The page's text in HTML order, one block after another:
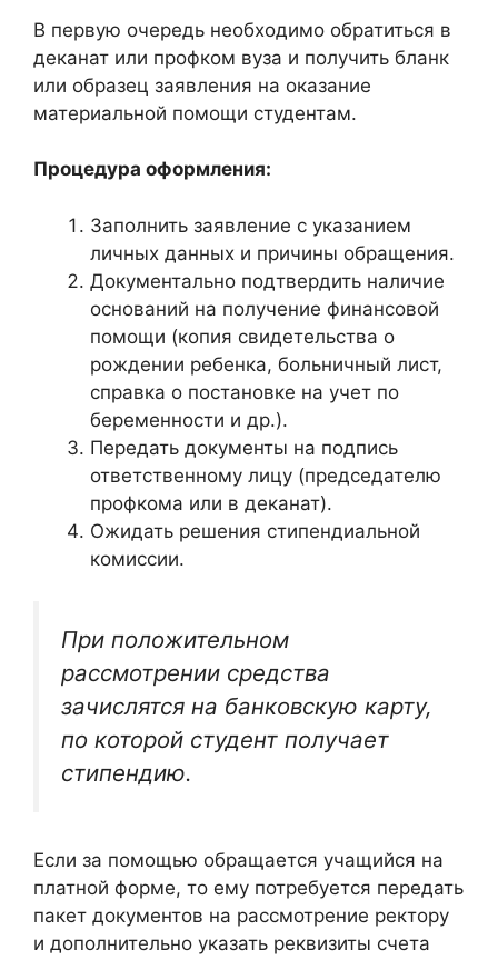
В первую очередь необходимо обратиться в
деканат или профком вуза и получить бланк
или образец заявления на оказание
материальной помощи студентам.
Процедура оформления:
Заполнить заявление с указанием
личных данных и причины обращения.
Документально подтвердить наличие
оснований на получение финансовой
помощи (копия свидетельства о
рождении ребенка, больничный лист,
справка о постановке на учет по
беременности и др.).
Передать документы на подпись
ответственному лицу (председателю
профкома или в деканат).
Ожидать решения стипендиальной
комиссии.
При положительном
рассмотрении средства
зачислятся на банковскую карту,
по которой студент получает
стипендию.
Если за помощью обращается учащийся на
платной форме, то ему потребуется передать
пакет документов на рассмотрение ректору
и дополнительно указать реквизиты счета